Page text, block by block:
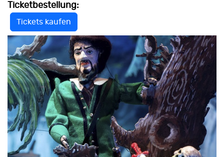
Ticketbestellung:
Tickets kaufen